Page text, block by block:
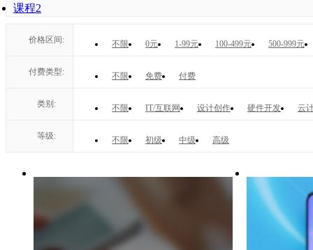
课程2
价格区间: 不限 0元 1-99元 100-499元 500-999元
付费类型: 不限 免费 付费
类别: 不限 IT/互联网 设计创作 硬件开发 云
等级: 不限 初级 中级 高级